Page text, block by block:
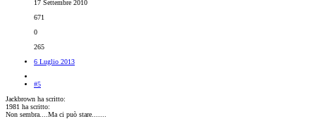
17 Settembre 2010
671
0
265
6 Luglio 2013
#5
Jackbrown ha scritto:
1981 ha scritto:
Non sembra....Ma ci può stare.......